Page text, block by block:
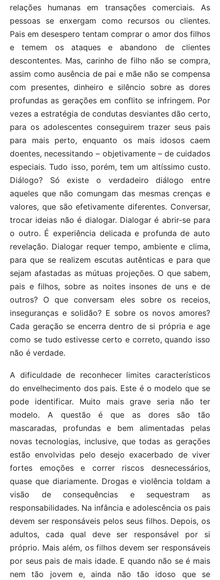
relações humanas em transações comerciais. As
pessoas se enxergam como recursos ou clientes.
Pais em desespero tentam comprar o amor dos filhos
e temem os ataques e abandono de clientes
descontentes. Mas, carinho de filho não se compra,
assim como ausência de pai e mãe não se compensa
com presentes, dinheiro e silêncio sobre as dores
profundas as gerações em conflito se infringem. Por
vezes a estratégia de condutas desviantes dão certo,
para os adolescentes conseguirem trazer seus pais
para mais perto, enquanto os mais idosos caem
doentes, necessitando – objetivamente – de cuidados
especiais. Tudo isso, porém, tem um altíssimo custo.
Diálogo? Só existe o verdadeiro diálogo entre
aqueles que não comungam das mesmas crenças e
valores, que são efetivamente diferentes. Conversar,
trocar ideias não é dialogar. Dialogar é abrir-se para
o outro. É experiência delicada e profunda de auto
revelação. Dialogar requer tempo, ambiente e clima,
para que se realizem escutas autênticas e para que
sejam afastadas as mútuas projeções. O que sabem,
pais e filhos, sobre as noites insones de uns e de
outros? O que conversam eles sobre os receios,
inseguranças e solidão? E sobre os novos amores?
Cada geração se encerra dentro de si própria e age
como se tudo estivesse certo e correto, quando isso
não é verdade.
A dificuldade de reconhecer limites característicos
do envelhecimento dos pais. Este é o modelo que se
pode identificar. Muito mais grave seria não ter
modelo. A questão é que as dores são tão
mascaradas, profundas e bem alimentadas pelas
novas tecnologias, inclusive, que todas as gerações
estão envolvidas pelo desejo exacerbado de viver
fortes emoções e correr riscos desnecessários,
quase que diariamente. Drogas e violência toldam a
visão de consequências e sequestram as
responsabilidades. Na infância e adolescência os pais
devem ser responsáveis pelos seus filhos. Depois, os
adultos, cada qual deve ser responsável por si
próprio. Mais além, os filhos devem ser responsáveis
por seus pais de mais idade. E quando não se é mais
nem tão jovem e, ainda não tão idoso que se